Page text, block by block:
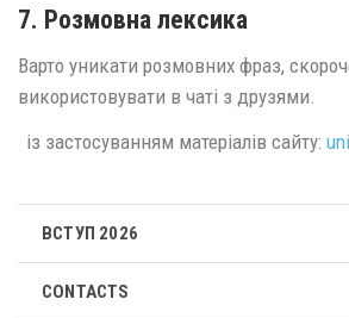
7. Розмовна лексика
Варто уникати розмовних фраз,
використовувати в чаті з друзями.
із застосуванням матеріалів сайту:
ВСТУП 2026
CONTACTS